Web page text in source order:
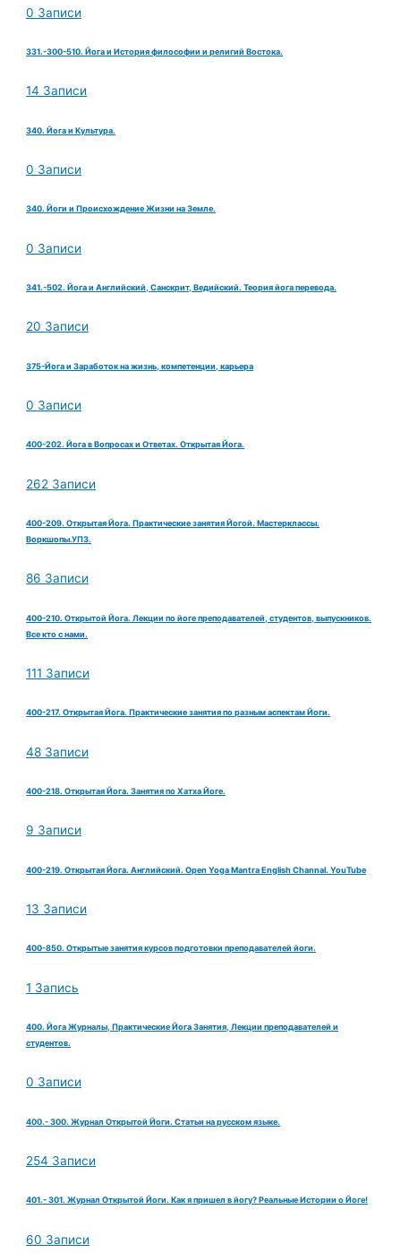
0 Записи
331.-300-510. Йога и История философии и религий Востока.
14 Записи
340. Йога и Культура.
0 Записи
340. Йоги и Происхождение Жизни на Земле.
0 Записи
341.-502. Йога и Английский, Санскрит, Ведийский. Теория йога перевода.
20 Записи
375-Йога и Заработок на жизнь, компетенции, карьера
0 Записи
400-202. Йога в Вопросах и Ответах. Открытая Йога.
262 Записи
400-209. Открытая Йога. Практические занятия Йогой. Мастерклассы.
Воркшопы.УПЗ.
86 Записи
400-210. Открытой Йога. Лекции по йоге преподавателей, студентов, выпускников.
Все кто с нами.
111 Записи
400-217. Открытая Йога. Практические занятия по разным аспектам Йоги.
48 Записи
400-218. Открытая Йога. Занятия по Хатха Йоге.
9 Записи
400-219. Открытая Йога. Английский. Open Yoga Mantra English Channal. YouTube
13 Записи
400-850. Открытые занятия курсов подготовки преподавателей йоги.
1 Запись
400. Йога Журналы, Практические Йога Занятия, Лекции преподавателей и
студентов.
0 Записи
400.- 300. Журнал Открытой Йоги. Статьи на русском языке.
254 Записи
401.- 301. Журнал Открытой Йоги. Как я пришел в йогу? Реальные Истории о Йоге!
60 Записи